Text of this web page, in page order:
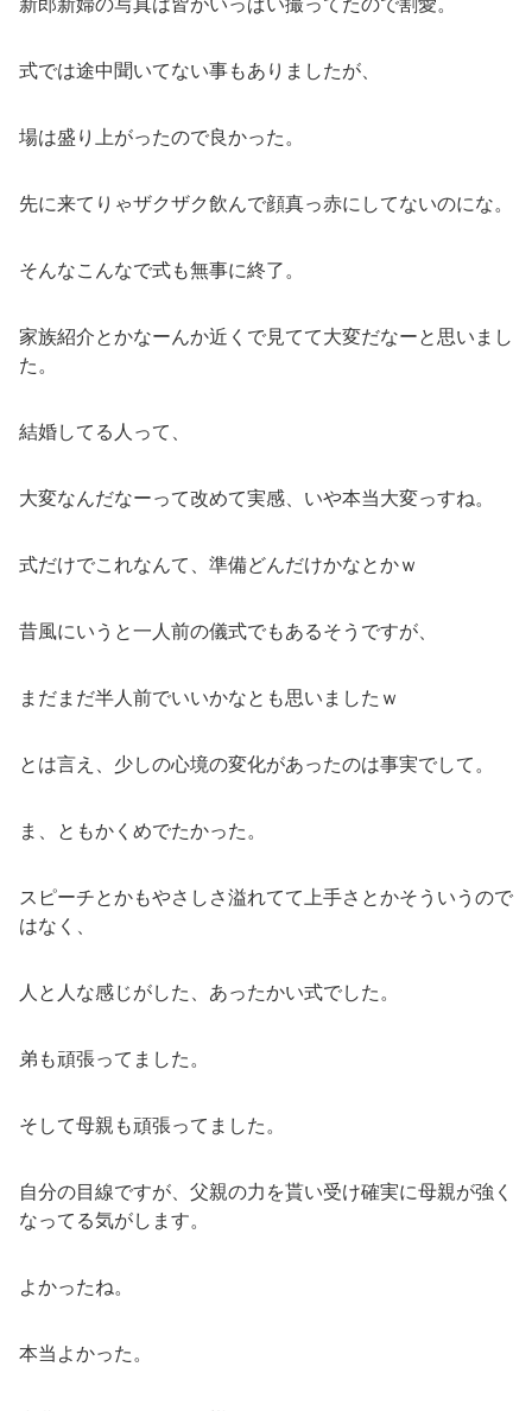
新郎新婦の写真は皆がいっぱい撮ってたので割愛。
式では途中聞いてない事もありましたが、
場は盛り上がったので良かった。
先に来てりゃザクザク飲んで顔真っ赤にしてないのにな。
そんなこんなで式も無事に終了。
家族紹介とかなーんか近くで見てて大変だなーと思いまし
た。
結婚してる人って、
大変なんだなーって改めて実感、いや本当大変っすね。
式だけでこれなんて、準備どんだけかなとかｗ
昔風にいうと一人前の儀式でもあるそうですが、
まだまだ半人前でいいかなとも思いましたｗ
とは言え、少しの心境の変化があったのは事実でして。
ま、ともかくめでたかった。
スピーチとかもやさしさ溢れてて上手さとかそういうので
はなく、
人と人な感じがした、あったかい式でした。
弟も頑張ってました。
そして母親も頑張ってました。
自分の目線ですが、父親の力を貰い受け確実に母親が強く
なってる気がします。
よかったね。
本当よかった。